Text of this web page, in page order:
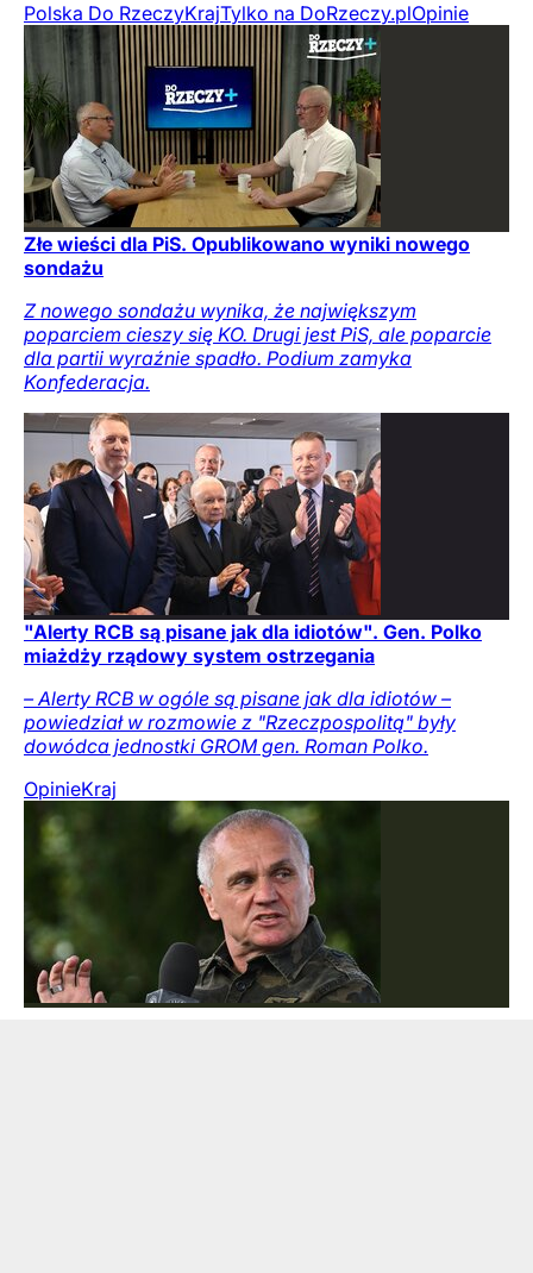
Polska Do RzeczyKrajTylko na DoRzeczy.plOpinie
Złe wieści dla PiS. Opublikowano wyniki nowego
sondażu
Z nowego sondażu wynika, że największym
poparciem cieszy się KO. Drugi jest PiS, ale poparcie
dla partii wyraźnie spadło. Podium zamyka
Konfederacja.
"Alerty RCB są pisane jak dla idiotów". Gen. Polko
miażdży rządowy system ostrzegania
– Alerty RCB w ogóle są pisane jak dla idiotów –
powiedział w rozmowie z "Rzeczpospolitą" były
dowódca jednostki GROM gen. Roman Polko.
OpinieKraj